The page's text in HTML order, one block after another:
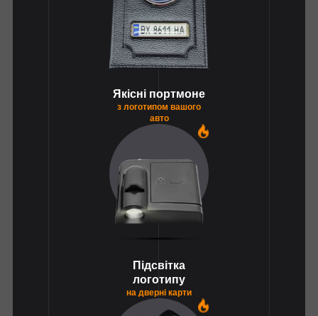
Якісні портмоне
з логотипом вашого
авто
Підсвітка
логотипу
на дверні карти